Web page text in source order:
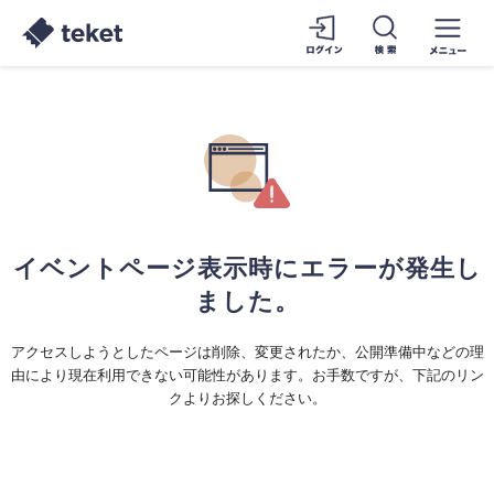
イベントページ表示時にエラーが発生し
ました。
アクセスしようとしたページは削除、変更されたか、公開準備中などの理
由により現在利用できない可能性があります。お手数ですが、下記のリン
クよりお探しください。